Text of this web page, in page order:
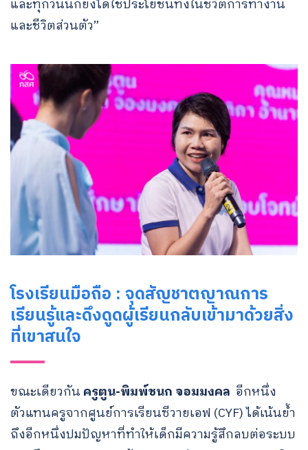
และทุกวันนี้ก็ยังได้ใช้ประโยชน์ทั้งในชีวิตการทำงาน
และชีวิตส่วนตัว”
โรงเรียนมือถือ : จุดสัญชาตญาณการ
เรียนรู้และดึงดูดผู้เรียนกลับเข้ามาด้วยสิ่ง
ที่เขาสนใจ
ขณะเดียวกัน ครูตูน-พิมพ์ชนก จอมมงคล อีกหนึ่ง
ตัวแทนครูจากศูนย์การเรียนซีวายเอฟ (CYF) ได้เน้นย้ำ
ถึงอีกหนึ่งปมปัญหาที่ทำให้เด็กมีความรู้สึกลบต่อระบบ